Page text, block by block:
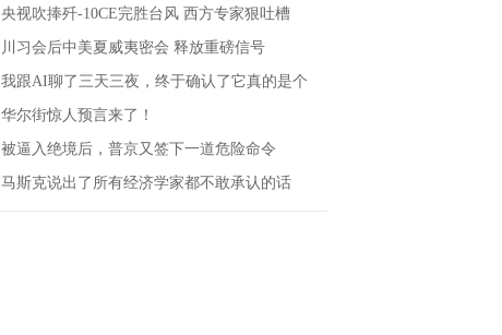
央视吹捧歼-10CE完胜台风 西方专家狠吐槽
川习会后中美夏威夷密会 释放重磅信号
我跟AI聊了三天三夜，终于确认了它真的是个
华尔街惊人预言来了！
被逼入绝境后，普京又签下一道危险命令
马斯克说出了所有经济学家都不敢承认的话